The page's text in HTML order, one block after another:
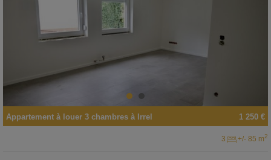
1 250 €
Appartement à louer 3 chambres à Irrel
3 +/- 85 m2